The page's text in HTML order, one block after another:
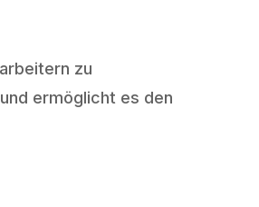
zu
ermöglicht es den